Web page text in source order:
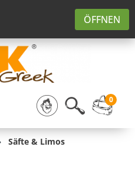
ÖFFNEN
0
Säfte & Limos